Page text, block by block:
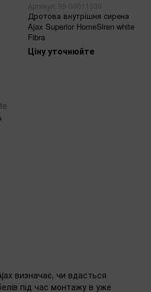
Артикул: 99-00011030
Дротова внутрішня сирена
Ajax Superior HomeSiren white
Fibra
Ціну уточнюйте
визначає, чи вдасться
під час монтажу в уже